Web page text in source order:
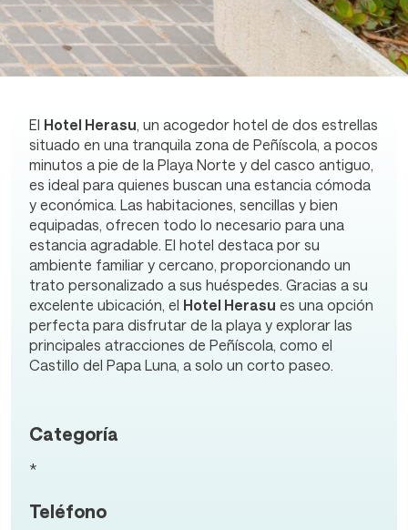
El Hotel Herasu, un acogedor hotel de dos estrellas
situado en una tranquila zona de Peñíscola, a pocos
minutos a pie de la Playa Norte y del casco antiguo,
es ideal para quienes buscan una estancia cómoda
y económica. Las habitaciones, sencillas y bien
equipadas, ofrecen todo lo necesario para una
estancia agradable. El hotel destaca por su
ambiente familiar y cercano, proporcionando un
trato personalizado a sus huéspedes. Gracias a su
excelente ubicación, el Hotel Herasu es una opción
perfecta para disfrutar de la playa y explorar las
principales atracciones de Peñíscola, como el
Castillo del Papa Luna, a solo un corto paseo.
Categoría
*
Teléfono